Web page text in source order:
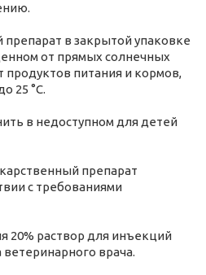
препарат в закрытой упаковке
от прямых солнечных
продуктов питания и кормов,
25 °С.
в недоступном для детей
препарат
с требованиями
20% раствор для инъекций
ветеринарного врача.